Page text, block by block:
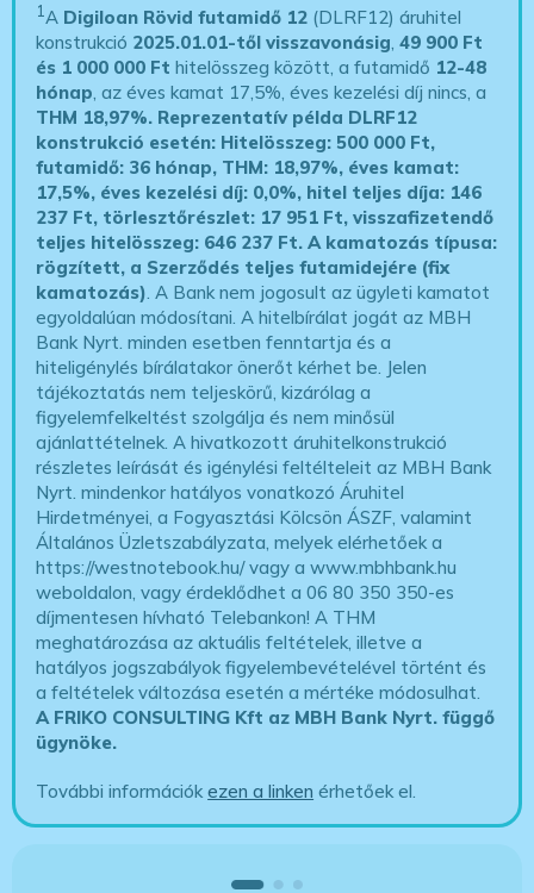
1A Digiloan Rövid futamidő 12 (DLRF12) áruhitel
konstrukció 2025.01.01-től visszavonásig,49 900 Ft
és 1 000 000 Ft hitelösszeg között, a futamidő 12-48
hónap, az éves kamat 17,5%, éves kezelési díj nincs, a
THM 18,97%. Reprezentatív példa DLRF12
konstrukció esetén: Hitelösszeg: 500 000 Ft,
futamidő: 36 hónap, THM: 18,97%, éves kamat:
17,5%, éves kezelési díj: 0,0%, hitel teljes díja: 146
237 Ft, törlesztőrészlet: 17 951 Ft, visszafizetendő
teljes hitelösszeg: 646 237 Ft.A kamatozás típusa:
rögzített, a Szerződés teljes futamidejére (fix
kamatozás). A Bank nem jogosult az ügyleti kamatot
egyoldalúan módosítani. A hitelbírálat jogát az MBH
Bank Nyrt. minden esetben fenntartja és a
hiteligénylés bírálatakor önerőt kérhet be. Jelen
tájékoztatás nem teljeskörű, kizárólag a
figyelemfelkeltést szolgálja és nem minősül
ajánlattételnek. A hivatkozott áruhitelkonstrukció
részletes leírását és igénylési feltélteleit az MBH Bank
Nyrt. mindenkor hatályos vonatkozó Áruhitel
Hirdetményei, a Fogyasztási Kölcsön ÁSZF, valamint
Általános Üzletszabályzata, melyek elérhetőek a
https://westnotebook.hu/vagy a www.mbhbank.hu
weboldalon, vagy érdeklődhet a 06 80 350 350-es
díjmentesen hívható Telebankon! A THM
meghatározása az aktuális feltételek, illetve a
hatályos jogszabályok figyelembevételével történt és
a feltételek változása esetén a mértéke módosulhat.
A FRIKO CONSULTING Kft az MBH Bank Nyrt. függő
ügynöke.
További információkezen a linken érhetőek el.